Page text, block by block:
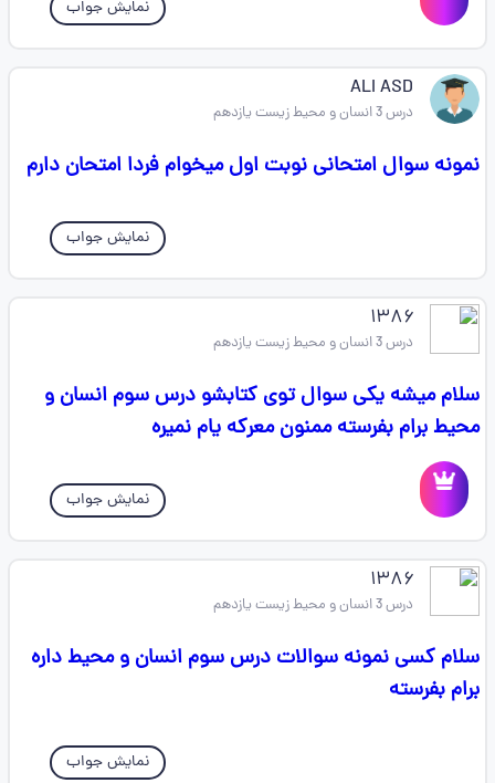
نمایش جواب
ALI ASD
درس 3 انسان و محیط زیست یازدهم
نمونه سوال امتحانی نوبت اول میخوام فردا امتحان دارم
نمایش جواب
۱۳۸۶
درس 3 انسان و محیط زیست یازدهم
سلام میشه یکی سوال توی کتابشو درس سوم انسان و
محیط برام بفرسته ممنون معرکه یام نمیره
نمایش جواب
۱۳۸۶
درس 3 انسان و محیط زیست یازدهم
سلام کسی نمونه سوالات درس سوم انسان و محیط داره
برام بفرسته
نمایش جواب